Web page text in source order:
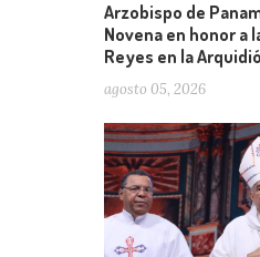
Arzobispo de
Novena en honor a
Reyes en la
agosto 05, 2026